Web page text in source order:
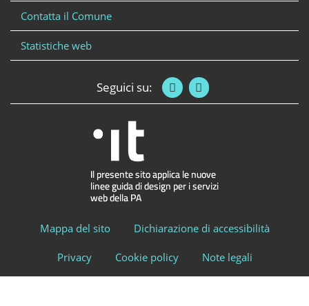
Contatta il Comune
Statistiche web
Seguici su:
Mappa del sito Dichiarazione di accessibilità
Privacy Cookie policy Note legali